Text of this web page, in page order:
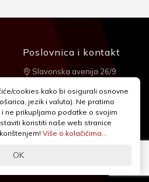
Podrška
Poslovnica i kontakt
Slavonska avenija 26/9
+385 1 2455 950
webshop@iqcentar.hr
Pon - Pet od 9 - 17h
cookies kako bi osigurali osnovne
jezik i valuta). Ne pratimo
ne prikupljamo podatke o svojim
koristiti naše web stranice
Više o kolačićima...
OK